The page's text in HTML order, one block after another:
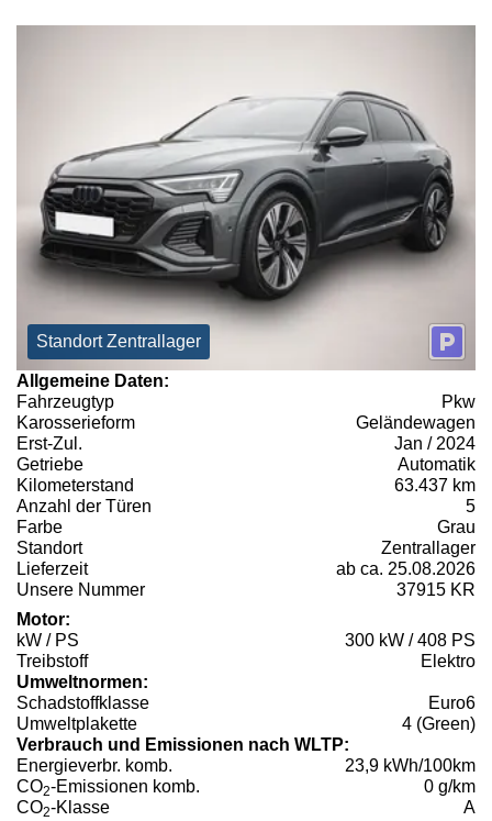
Standort Zentrallager
Allgemeine Daten:
Fahrzeugtyp
Pkw
Karosserieform
Geländewagen
Erst-Zul.
Jan / 2024
Getriebe
Automatik
Kilometerstand
63.437 km
Anzahl der Türen
5
Farbe
Grau
Standort
Zentrallager
Lieferzeit
ab ca. 25.08.2026
Unsere Nummer
37915 KR
Motor:
kW / PS
300 kW / 408 PS
Treibstoff
Elektro
Umweltnormen:
Schadstoffklasse
Euro6
Umweltplakette
4 (Green)
Verbrauch und Emissionen nach WLTP:
Energieverbr. komb.
23,9 kWh/100km
CO2-Emissionen komb.
0 g/km
CO2-Klasse A